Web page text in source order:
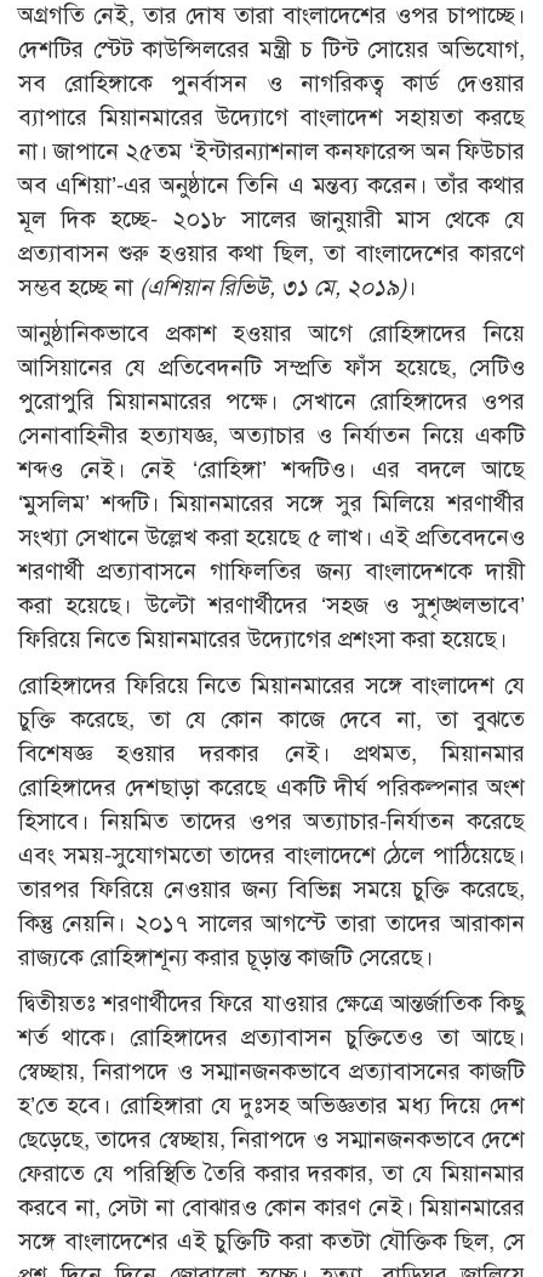
অগ্রগতি নেই, তার দোষ তারা বাংলাদেশের ওপর চাপাচ্ছে।
দেশটির স্টেট কাউন্সিলরের মন্ত্রী চ টিন্ট সোয়ের অভিযোগ,
সব রোহিঙ্গাকে পুনর্বাসন ও নাগরিকত্ব কার্ড দেওয়ার
ব্যাপারে মিয়ানমারের উদ্যোগে বাংলাদেশ সহায়তা করছে
না। জাপানে ২৫তম ‘ইন্টারন্যাশনাল কনফারেন্স অন ফিউচার
অব এশিয়া’-এর অনুষ্ঠানে তিনি এ মন্তব্য করেন। তাঁর কথার
মূল দিক হচ্ছে- ২০১৮ সালের জানুয়ারী মাস থেকে যে
প্রত্যাবাসন শুরু হওয়ার কথা ছিল, তা বাংলাদেশের কারণে
সম্ভব হচ্ছে না (এশিয়ান রিভিউ, ৩১ মে, ২০১৯)।
আনুষ্ঠানিকভাবে প্রকাশ হওয়ার আগে রোহিঙ্গাদের নিয়ে
আসিয়ানের যে প্রতিবেদনটি সম্প্রতি ফাঁস হয়েছে, সেটিও
পুরোপুরি মিয়ানমারের পক্ষে। সেখানে রোহিঙ্গাদের ওপর
সেনাবাহিনীর হত্যাযজ্ঞ, অত্যাচার ও নির্যাতন নিয়ে একটি
শব্দও নেই। নেই ‘রোহিঙ্গা’ শব্দটিও। এর বদলে আছে
‘মুসলিম’ শব্দটি। মিয়ানমারের সঙ্গে সুর মিলিয়ে শরণার্থীর
সংখ্যা সেখানে উল্লেখ করা হয়েছে ৫ লাখ। এই প্রতিবেদনেও
শরণার্থী প্রত্যাবাসনে গাফিলতির জন্য বাংলাদেশকে দায়ী
করা হয়েছে। উল্টো শরণার্থীদের ‘সহজ ও সুশৃঙ্খলভাবে’
ফিরিয়ে নিতে মিয়ানমারের উদ্যোগের প্রশংসা করা হয়েছে।
রোহিঙ্গাদের ফিরিয়ে নিতে মিয়ানমারের সঙ্গে বাংলাদেশ যে
চুক্তি করেছে, তা যে কোন কাজে দেবে না, তা বুঝতে
বিশেষজ্ঞ হওয়ার দরকার নেই। প্রথমত, মিয়ানমার
রোহিঙ্গাদের দেশছাড়া করেছে একটি দীর্ঘ পরিকল্পনার অংশ
হিসাবে। নিয়মিত তাদের ওপর অত্যাচার-নির্যাতন করেছে
এবং সময়-সুযোগমতো তাদের বাংলাদেশে ঠেলে পাঠিয়েছে।
তারপর ফিরিয়ে নেওয়ার জন্য বিভিন্ন সময়ে চুক্তি করেছে,
কিন্তু নেয়নি। ২০১৭ সালের আগস্টে তারা তাদের আরাকান
রাজ্যকে রোহিঙ্গাশূন্য করার চূড়ান্ত কাজটি সেরেছে।
দ্বিতীয়তঃ শরণার্থীদের ফিরে যাওয়ার ক্ষেত্রে আন্তর্জাতিক কিছু
শর্ত থাকে। রোহিঙ্গাদের প্রত্যাবাসন চুক্তিতেও তা আছে।
স্বেচ্ছায়, নিরাপদে ও সম্মানজনকভাবে প্রত্যাবাসনের কাজটি
হ’তে হবে। রোহিঙ্গারা যে দুঃসহ অভিজ্ঞতার মধ্য দিয়ে দেশ
ছেড়েছে, তাদের স্বেচ্ছায়, নিরাপদে ও সম্মানজনকভাবে দেশে
ফেরাতে যে পরিস্থিতি তৈরি করার দরকার, তা যে মিয়ানমার
করবে না, সেটা না বোঝারও কোন কারণ নেই। মিয়ানমারের
সঙ্গে বাংলাদেশের এই চুক্তিটি করা কতটা যৌক্তিক ছিল, সে